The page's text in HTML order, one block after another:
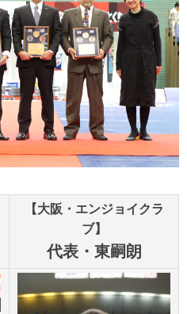
【大阪・エンジョイクラ
ブ】
代表・東嗣朗